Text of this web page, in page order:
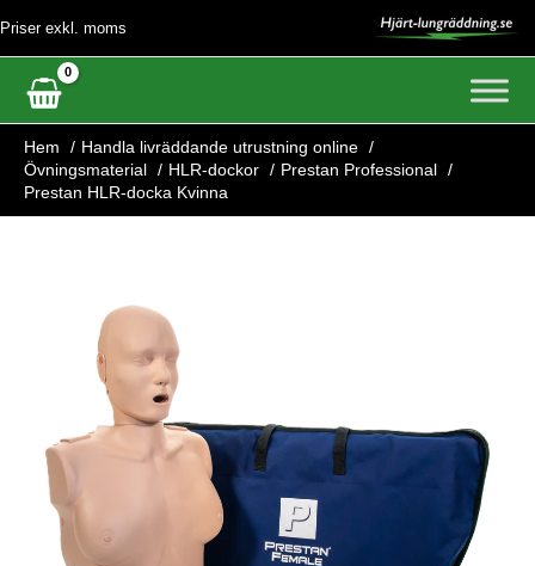
innehåll
Priser exkl. moms
Hem
Handla livräddande utrustning online
Övningsmaterial
HLR-dockor
Prestan Professional
Prestan HLR-docka Kvinna